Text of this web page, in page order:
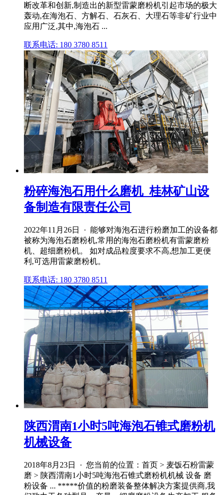
断改革和创新,制造出的新型雷蒙磨粉机引起市场的极大
轰动,在海泡石、方解石、石灰石、大理石等非矿行业中
应用广泛,其中,海泡石 ...
联系电话: 180 3780 8511
粉碎海泡石用什么磨机_桂林矿山设
备制造有限责任公司
2022年11月26日 · 能够对海泡石进行粉磨加工的设备都
被称为海泡石磨粉机,常用的海泡石磨粉机有雷蒙磨粉
机、超细磨粉机。 如对成品粒度要求不高,想加工更便
利,可选用雷蒙磨粉机。
联系电话: 180 3780 8511
陕西渭南1小时5吨海泡石锥式磨粉机
机械设备
2018年8月23日 · 您当前的位置：首页 > 麦饭石粉雷蒙
磨 > 陕西渭南1小时5吨海泡石锥式磨粉机机械 设备 磨
粉设备 ... *****价值的粉磨装备整体解决方案提供商,我